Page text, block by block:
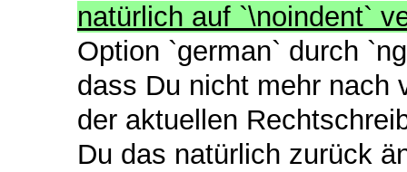
natürlich auf `\noindent`
Option `german` durch
dass Du nicht mehr nach
der aktuellen
Du das natürlich zurück